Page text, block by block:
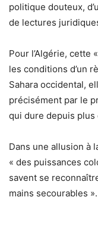
politique douteux,
de lectures
Pour l’Algérie, cette
les conditions d’un
Sahara occidental,
précisément par le
qui dure depuis plus
Dans une allusion à
« des puissances
savent se
mains secourables ».